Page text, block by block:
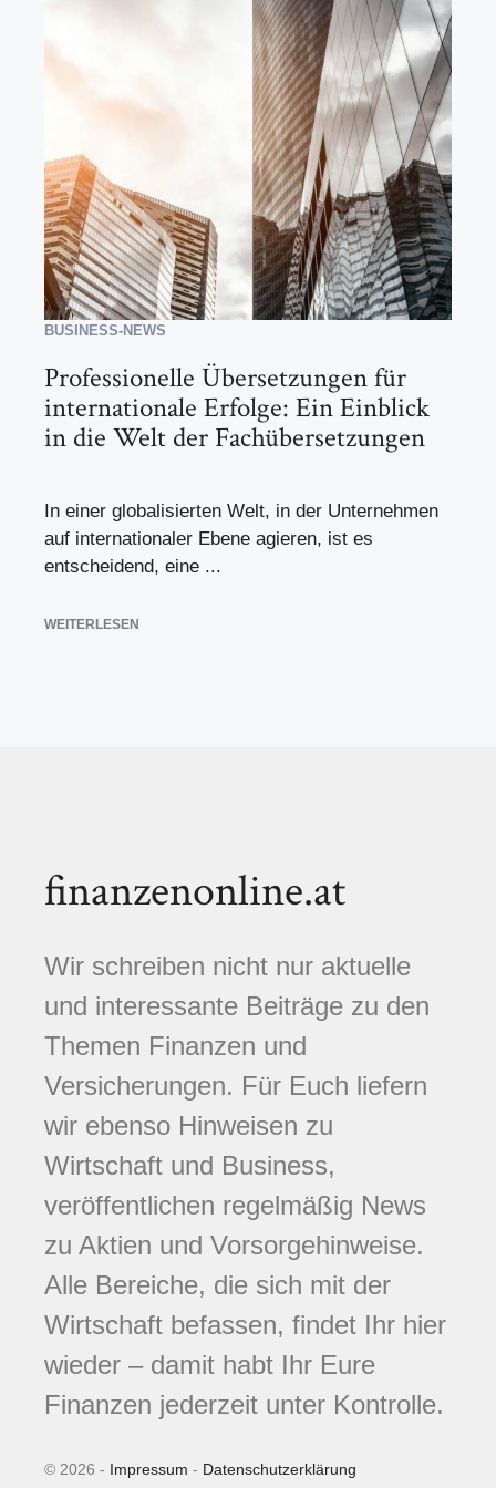
BUSINESS-NEWS
Professionelle Übersetzungen für
internationale Erfolge: Ein Einblick
in die Welt der Fachübersetzungen
In einer globalisierten Welt, in der Unternehmen
auf internationaler Ebene agieren, ist es
entscheidend, eine ...
WEITERLESEN
finanzenonline.at
Wir schreiben nicht nur aktuelle
und interessante Beiträge zu den
Themen Finanzen und
Versicherungen. Für Euch liefern
wir ebenso Hinweisen zu
Wirtschaft und Business,
veröffentlichen regelmäßig News
zu Aktien und Vorsorgehinweise.
Alle Bereiche, die sich mit der
Wirtschaft befassen, findet Ihr hier
wieder – damit habt Ihr Eure
Finanzen jederzeit unter Kontrolle.
© 2026 - Impressum - Datenschutzerklärung